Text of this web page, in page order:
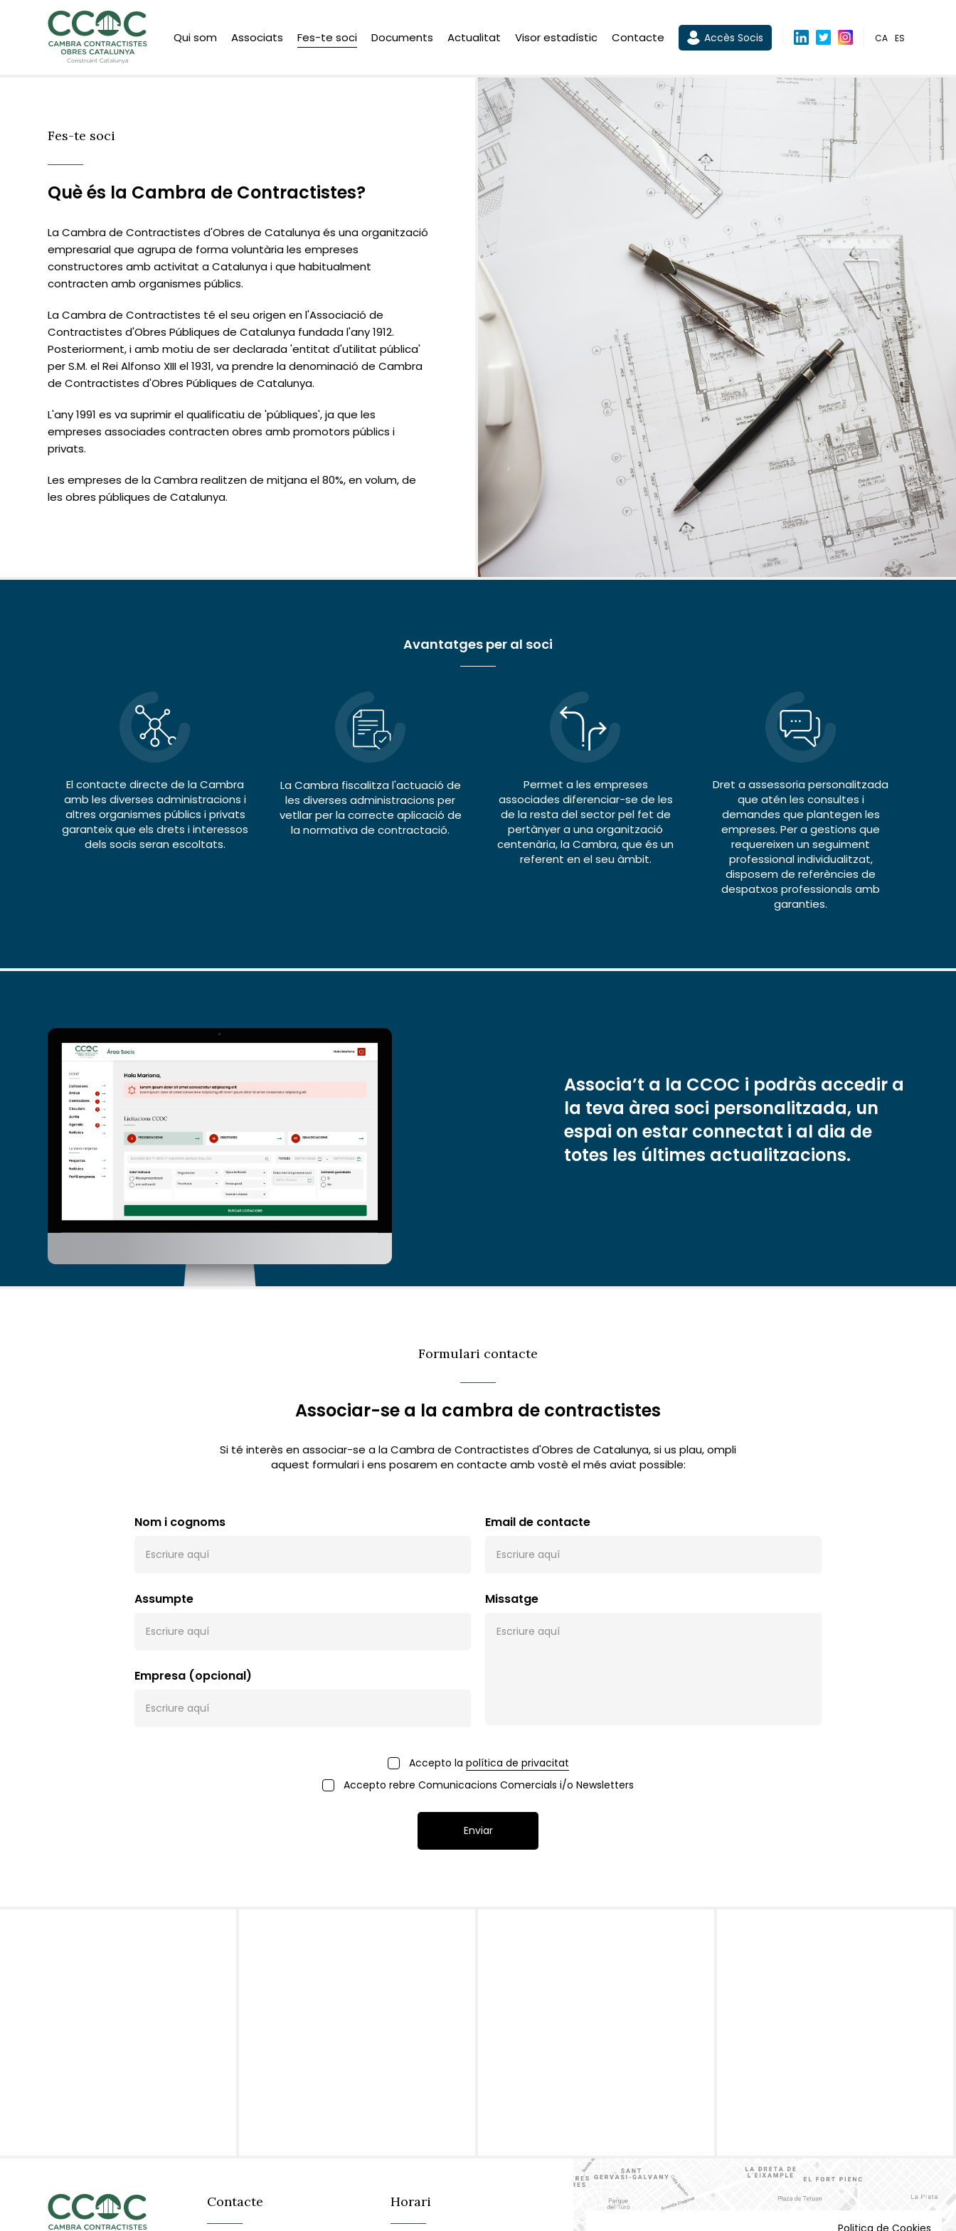
Qui som Associats Fes-te soci Documents Actualitat Visor estadístic Contacte Accès Socis CA ES
Fes-te soci
Què és la Cambra de Contractistes?
La Cambra de Contractistes d'Obres de Catalunya és una organització
empresarial que agrupa de forma voluntària les empreses
constructores amb activitat a Catalunya i que habitualment
contracten amb organismes públics.
La Cambra de Contractistes té el seu origen en l'Associació de
Contractistes d'Obres Públiques de Catalunya fundada l'any 1912.
Posteriorment, i amb motiu de ser declarada 'entitat d'utilitat pública'
per S.M. el Rei Alfonso XIII el 1931, va prendre la denominació de Cambra
de Contractistes d'Obres Públiques de Catalunya.
L'any 1991 es va suprimir el qualificatiu de 'públiques', ja que les
empreses associades contracten obres amb promotors públics i
privats.
Les empreses de la Cambra realitzen de mitjana el 80%, en volum, de
les obres públiques de Catalunya.
Avantatges per al soci
El contacte directe de la Cambra
amb les diverses administracions i
altres organismes públics i privats
garanteix que els drets i interessos
dels socis seran escoltats.
La Cambra fiscalitza l'actuació de
les diverses administracions per
vetllar per la correcte aplicació de
la normativa de contractació.
Permet a les empreses
associades diferenciar-se de les
de la resta del sector pel fet de
pertànyer a una organització
centenària, la Cambra, que és un
referent en el seu àmbit.
Dret a assessoria personalitzada
que atén les consultes i
demandes que plantegen les
empreses. Per a gestions que
requereixen un seguiment
professional individualitzat,
disposem de referències de
despatxos professionals amb
garanties.
Associa’t a la CCOC i podràs accedir a
la teva àrea soci personalitzada, un
espai on estar connectat i al dia de
totes les últimes actualitzacions.
Formulari contacte
Associar-se a la cambra de contractistes
Si té interès en associar-se a la Cambra de Contractistes d'Obres de Catalunya, si us plau, ompli
aquest formulari i ens posarem en contacte amb vostè el més aviat possible:
Nom i cognoms Email de contacte
Assumpte
Empresa (opcional)
Missatge
Accepto la política de privacitat
Accepto rebre Comunicacions Comercials i/o Newsletters
Contacte Horari